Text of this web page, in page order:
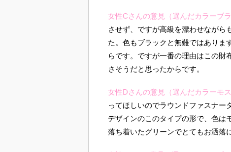
女性Cさんの意見（選んだカラーブラ
させず、ですが高級を漂わせながら
た。色もブラックと無難ではありま
らです。ですが一番の理由はこの財
さそうだと思ったからです。
女性Dさんの意見（選んだカラーモ
ってほしいのでラウンドファスナー
デザインのこのタイプの形で、色は
落ち着いたグリーンでとてもお洒落